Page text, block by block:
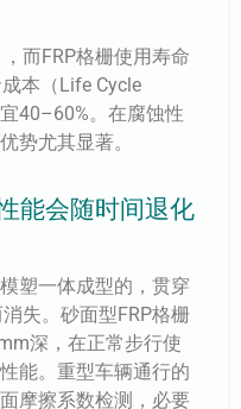
而FRP格栅使用寿命
本（Life Cycle
40–60%。在腐蚀性
势尤其显著。
能会随时间退化
塑一体成型的，贯穿
失。砂面型FRP格栅
深，在正常步行使
能。重型车辆通行的
摩擦系数检测，必要